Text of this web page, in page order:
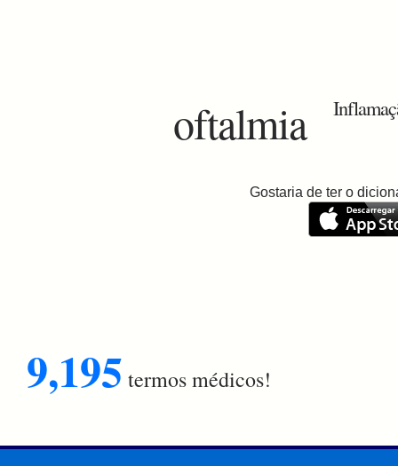
oftalmia
Gostaria de ter o
9,195 termos médicos!